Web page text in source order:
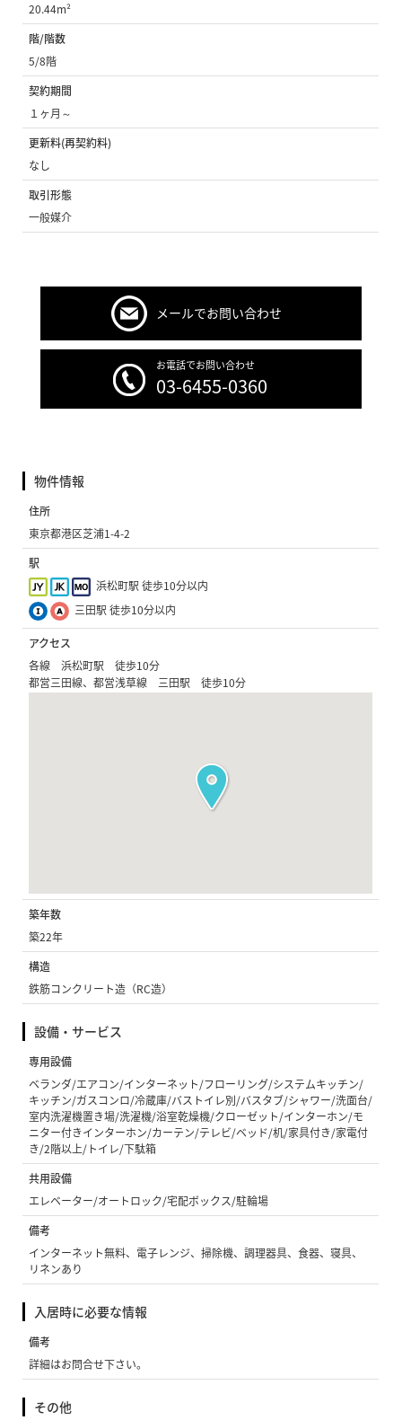
20.44m²
階/階数
5/8階
契約期間
１ヶ月～
更新料(再契約料)
なし
取引形態
一般媒介
メールでお問い合わせ
お電話でお問い合わせ
03-6455-0360
物件情報
住所
東京都港区芝浦1-4-2
駅
浜松町駅 徒歩10分以内
三田駅 徒歩10分以内
アクセス
各線 浜松町駅 徒歩10分
都営三田線、都営浅草線 三田駅 徒歩10分
築年数
築22年
構造
鉄筋コンクリート造（RC造）
設備・サービス
専用設備
ベランダ/エアコン/インターネット/フローリング/システムキッチン/
キッチン/ガスコンロ/冷蔵庫/バストイレ別/バスタブ/シャワー/洗面台/
室内洗濯機置き場/洗濯機/浴室乾燥機/クローゼット/インターホン/モ
ニター付きインターホン/カーテン/テレビ/ベッド/机/家具付き/家電付
き/2階以上/トイレ/下駄箱
共用設備
エレベーター/オートロック/宅配ボックス/駐輪場
備考
インターネット無料、電子レンジ、掃除機、調理器具、食器、寝具、
リネンあり
入居時に必要な情報
備考
詳細はお問合せ下さい。
その他